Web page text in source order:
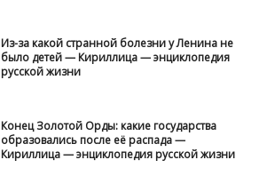
Из-за какой странной болезни у Ленина не
было детей — Кириллица — энциклопедия
русской жизни
Конец Золотой Орды: какие государства
образовались после её распада —
Кириллица — энциклопедия русской жизни